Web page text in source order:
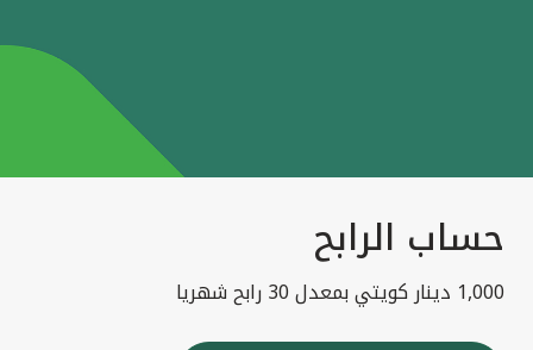
حساب الرابح
1,000 دينار كويتي بمعدل 30 رابح شهريا